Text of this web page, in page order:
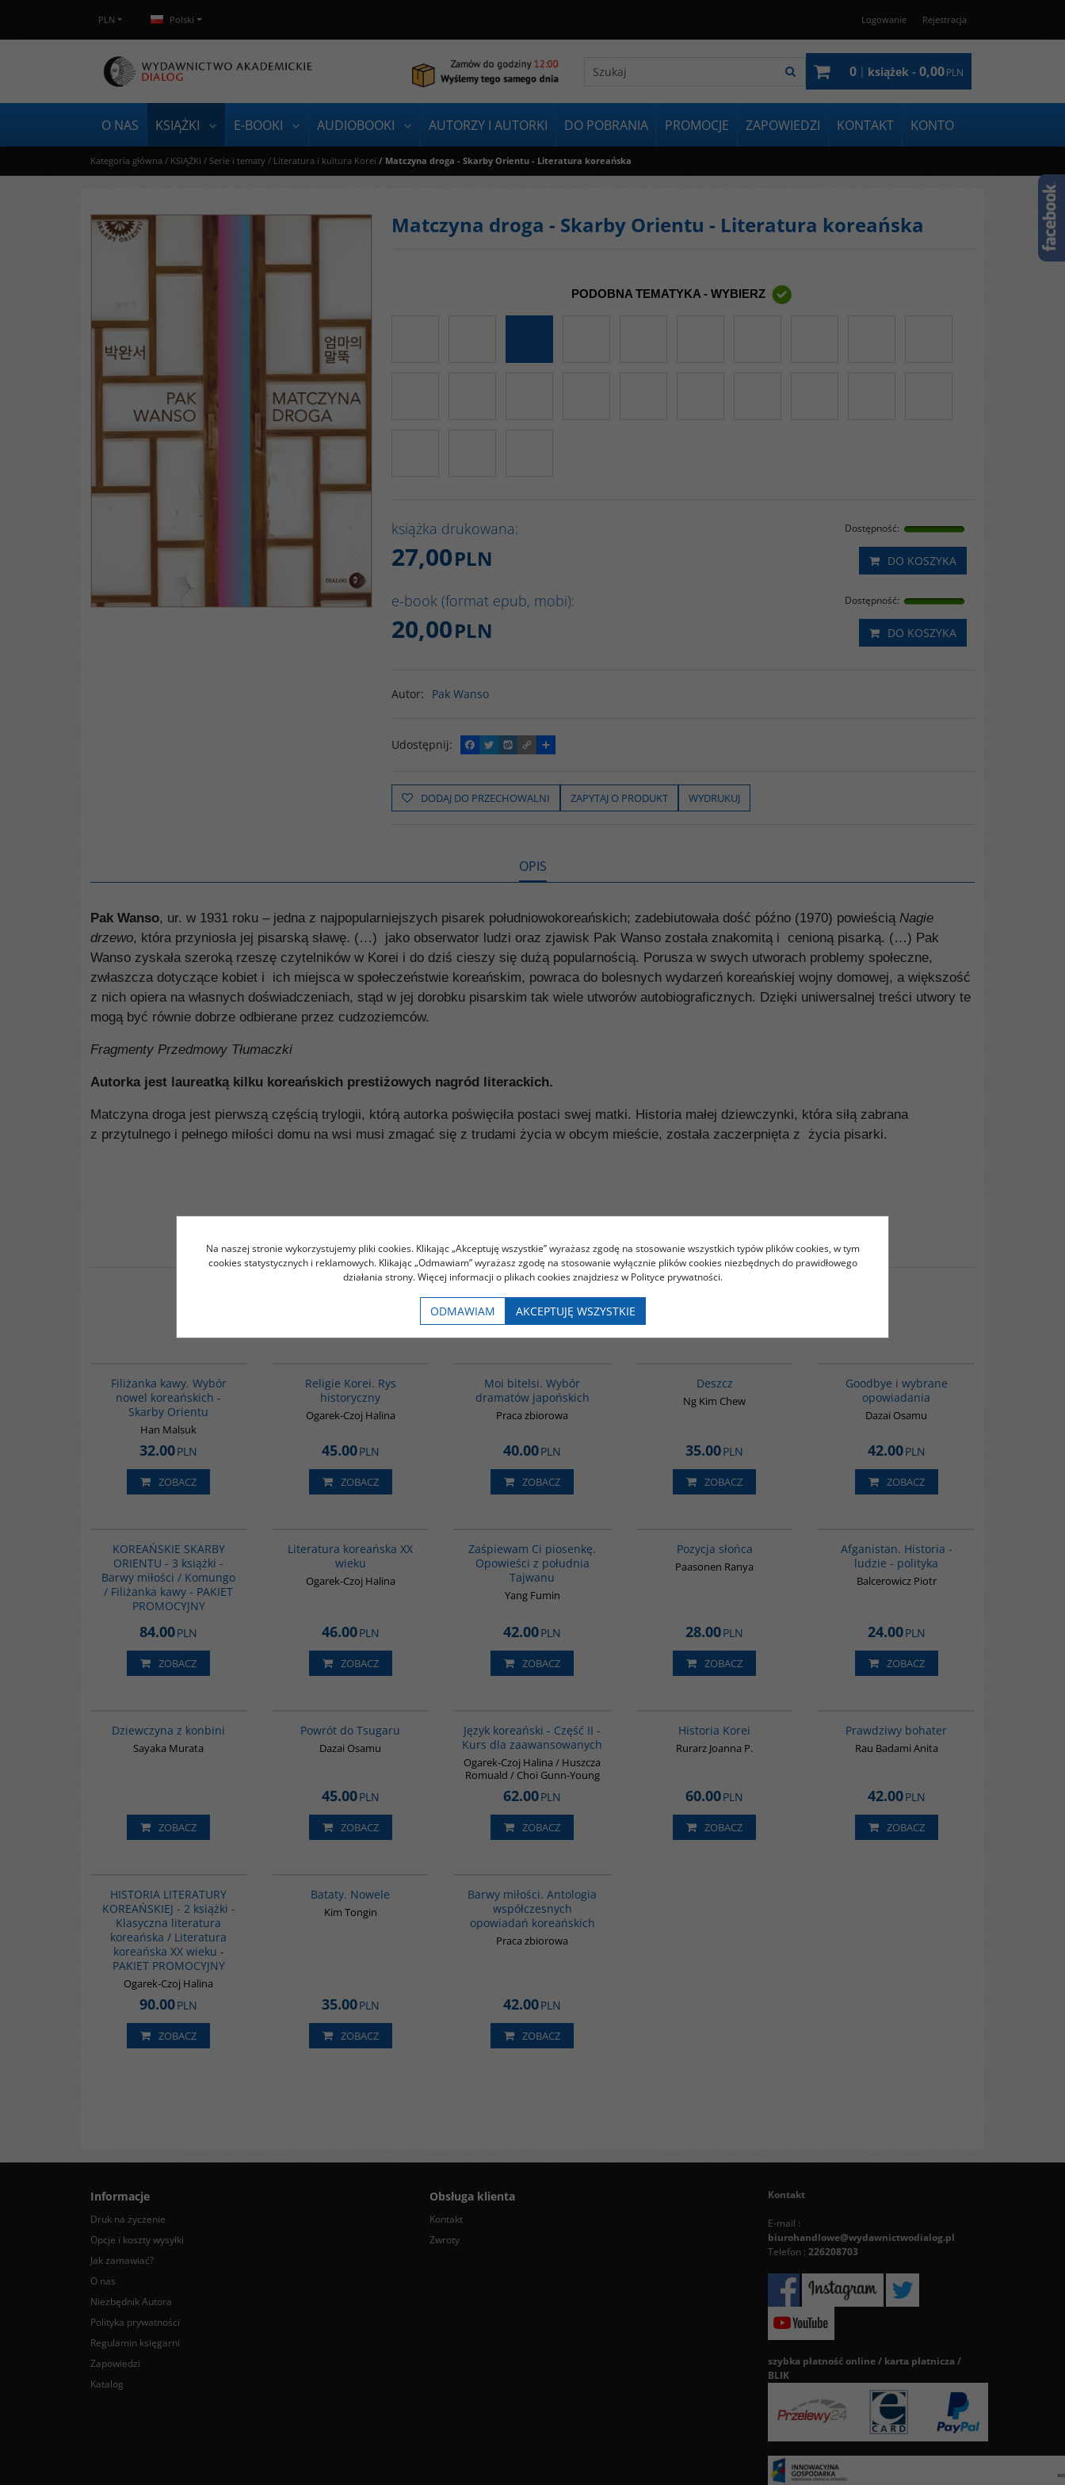
PLN Polski Logowanie Rejestracja
0 | książek - 0,00PLN
O NAS KSIĄŻKI E-BOOKI AUDIOBOOKI AUTORZY I AUTORKI DO POBRANIA PROMOCJE ZAPOWIEDZI KONTAKT KONTO
Kategoria główna / KSIĄŻKI / Serie i tematy / Literatura i kultura Korei / Matczyna droga - Skarby Orientu - Literatura koreańska
Matczyna droga - Skarby Orientu - Literatura koreańska
PODOBNA TEMATYKA - WYBIERZ
książka drukowana: Dostępność:
27,00PLN DO KOSZYKA
e-book (format epub, mobi): Dostępność:
20,00PLN DO KOSZYKA
Autor: Pak Wanso
Udostępnij:
F
a
e
b
o
T
w
t
t
e
W
y
o
p
C
o
y
L
i
P
o
z
i
e
ę
DODAJ DO PRZECHOWALNI ZAPYTAJ O PRODUKT WYDRUKUJ
OPIS
Pak Wanso, ur. w 1931 roku – jedna z najpopularniejszych pisarek południowokoreańskich; zadebiutowała dość późno (1970) powieścią Nagie
drzewo, która przyniosła jej pisarską sławę. (…) jako obserwator ludzi oraz zjawisk Pak Wanso została znakomitą i cenioną pisarką. (…) Pak
Wanso zyskała szeroką rzeszę czytelników w Korei i do dziś cieszy się dużą popularnością. Porusza w swych utworach problemy społeczne,
zwłaszcza dotyczące kobiet i ich miejsca w społeczeństwie koreańskim, powraca do bolesnych wydarzeń koreańskiej wojny domowej, a większość
z nich opiera na własnych doświadczeniach, stąd w jej dorobku pisarskim tak wiele utworów autobiograficznych. Dzięki uniwersalnej treści utwory te
mogą być równie dobrze odbierane przez cudzoziemców.
Fragmenty Przedmowy Tłumaczki
Autorka jest laureatką kilku koreańskich prestiżowych nagród literackich.
Matczyna droga jest pierwszą częścią trylogii, którą autorka poświęciła postaci swej matki. Historia małej dziewczynki, która siłą zabrana
z przytulnego i pełnego miłości domu na wsi musi zmagać się z trudami życia w obcym mieście, została zaczerpnięta z życia pisarki.
Kupujący ten produkt kupili także:
Filiżanka kawy. Wybór
nowel koreańskich -
Skarby Orientu
Han Malsuk
32.00PLN
ZOBACZ
Religie Korei. Rys
historyczny
Ogarek-Czoj Halina
45.00PLN
ZOBACZ
Moi bitelsi. Wybór
dramatów japońskich
Praca zbiorowa
40.00PLN
ZOBACZ
Deszcz
Ng Kim Chew
35.00PLN
ZOBACZ
Goodbye i wybrane
opowiadania
Dazai Osamu
42.00PLN
ZOBACZ
KOREAŃSKIE SKARBY
ORIENTU - 3 książki -
Barwy miłości / Komungo
/ Filiżanka kawy - PAKIET
PROMOCYJNY
84.00PLN
ZOBACZ
Literatura koreańska XX
wieku
Ogarek-Czoj Halina
46.00PLN
ZOBACZ
Zaśpiewam Ci piosenkę.
Opowieści z południa
Tajwanu
Yang Fumin
42.00PLN
ZOBACZ
Pozycja słońca
Paasonen Ranya
28.00PLN
ZOBACZ
Afganistan. Historia -
ludzie - polityka
Balcerowicz Piotr
24.00PLN
ZOBACZ
Dziewczyna z konbini
Sayaka Murata
ZOBACZ
Powrót do Tsugaru
Dazai Osamu
45.00PLN
ZOBACZ
Język koreański - Część II -
Kurs dla zaawansowanych
Ogarek-Czoj Halina / Huszcza
Romuald / Choi Gunn-Young
62.00PLN
ZOBACZ
Historia Korei
Rurarz Joanna P.
60.00PLN
ZOBACZ
Prawdziwy bohater
Rau Badami Anita
42.00PLN
ZOBACZ
HISTORIA LITERATURY
KOREAŃSKIEJ - 2 książki -
Klasyczna literatura
koreańska / Literatura
koreańska XX wieku -
PAKIET PROMOCYJNY
Ogarek-Czoj Halina
90.00PLN
ZOBACZ
Bataty. Nowele
Kim Tongin
35.00PLN
ZOBACZ
Barwy miłości. Antologia
współczesnych
opowiadań koreańskich
Praca zbiorowa
42.00PLN
ZOBACZ
Informacje
Druk na życzenie
Opcje i koszty wysyłki
Jak zamawiać?
O nas
Niezbędnik Autora
Polityka prywatności
Regulamin księgarni
Zapowiedzi
Katalog
Obsługa klienta
Kontakt
Zwroty
Kontakt
E-mail :
biurohandlowe@wydawnictwodialog.pl
Telefon : 226208703
szybka płatność online / karta płatnicza /
BLIK
Na naszej stronie wykorzystujemy pliki cookies. Klikając „Akceptuję wszystkie” wyrażasz zgodę na stosowanie wszystkich typów plików cookies, w tym
cookies statystycznych i reklamowych. Klikając „Odmawiam” wyrażasz zgodę na stosowanie wyłącznie plików cookies niezbędnych do prawidłowego
działania strony. Więcej informacji o plikach cookies znajdziesz w Polityce prywatności.
ODMAWIAM AKCEPTUJĘ WSZYSTKIE